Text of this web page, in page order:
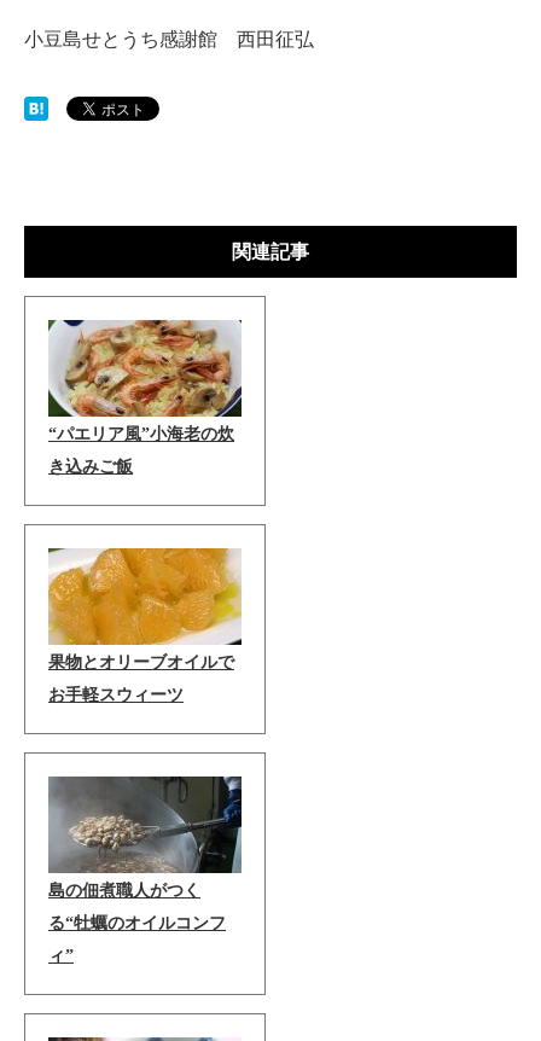
小豆島せとうち感謝館 西田征弘
関連記事
“パエリア風”小海老の炊
き込みご飯
果物とオリーブオイルで
お手軽スウィーツ
島の佃煮職人がつく
る“牡蠣のオイルコンフ
ィ”